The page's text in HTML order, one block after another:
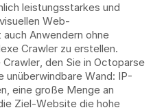
leistungsstarkes und
Web-
Anwendern ohne
Crawler zu erstellen.
den Sie in Octoparse
Wand: IP-
eine große Menge an
Ziel-Website die hohe